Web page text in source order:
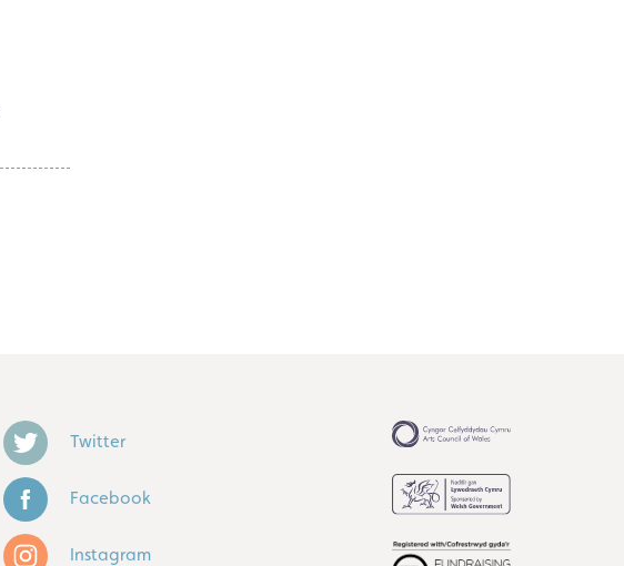
Twitter
Facebook
Instagram